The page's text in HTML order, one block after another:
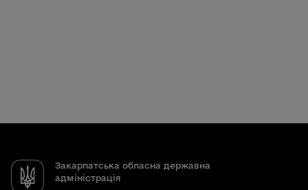
Закарпатська обласна державна
адміністрація